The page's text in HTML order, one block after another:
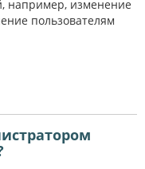
например, изменение
пользователям